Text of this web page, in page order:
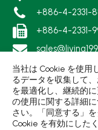
+886-4-2331-
+886-4-2331-
© 2026
プライ
当社は Cookie を使用
るデータを収集して
を最適化し、継続的
の使用に関する詳細
さい。「同意する」
Cookie を有効にした